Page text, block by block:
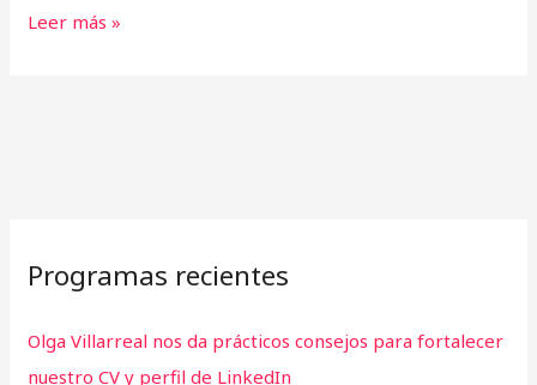
Leer más »
Programas recientes
Olga Villarreal nos da prácticos consejos para fortalecer
nuestro CV y perfil de LinkedIn